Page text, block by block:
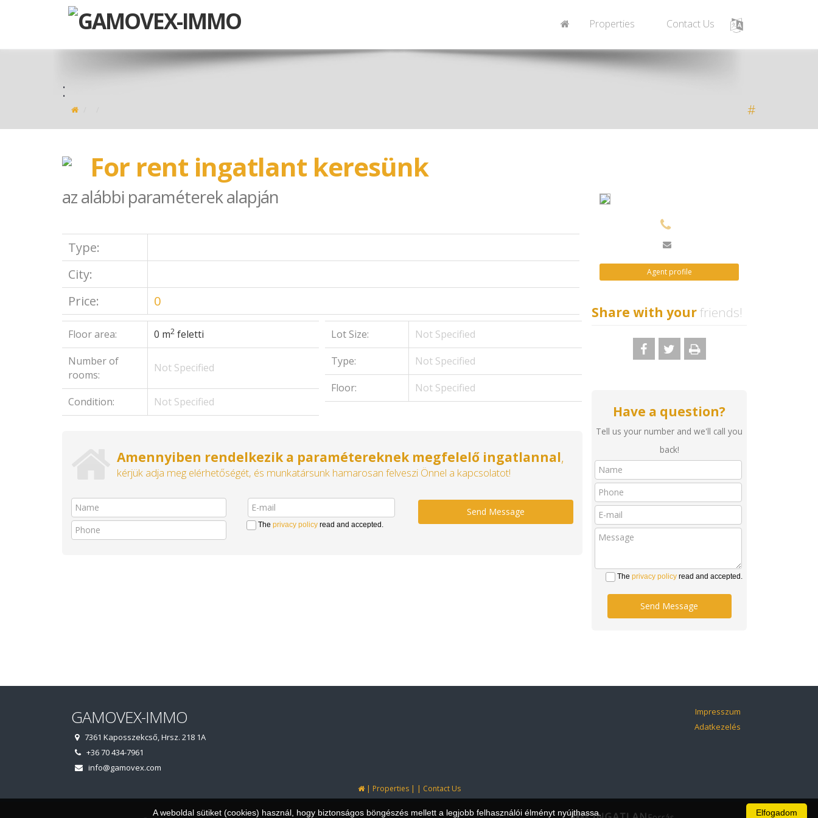
Properties Contact Us
:
#
For rent ingatlant keresünk
az alábbi paraméterek alapján
Type:
City:
Price:
0
Floor area: 0 m2 feletti
Number of
rooms:
Not Specified
Condition: Not Specified
Lot Size:
Not Specified
Type:
Not Specified
Floor:
Not Specified
Amennyiben rendelkezik a paramétereknek megfelelő ingatlannal,
kérjük adja meg elérhetőségét, és munkatársunk hamarosan felveszi Önnel a kapcsolatot!
The privacy policyread and accepted.
Send Message
Agent profile
Share with yourfriends!
Have a question?
Tell us your number and we'll call you
back!
The privacy policy read and accepted.
Send Message
GAMOVEX-IMMO
7361 Kaposszekcső, Hrsz. 218 1A
+36 70 434-7961
info@gamovex.com
Impresszum
Adatkezelés
| Properties| | Contact Us
Elfogadom
A weboldal sütiket (cookies) használ, hogy biztonságos böngészés mellett a legjobb felhasználói élményt nyújthassa.